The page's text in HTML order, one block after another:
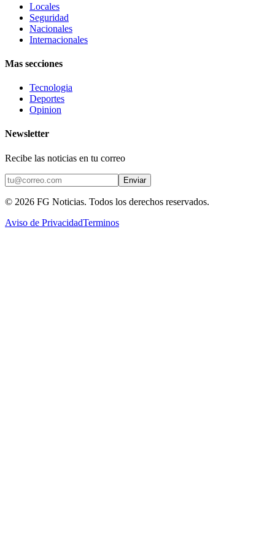
Locales
Seguridad
Nacionales
Internacionales
Mas secciones
Tecnologia
Deportes
Opinion
Newsletter
Recibe las noticias en tu correo
Enviar
© 2026 FG Noticias. Todos los derechos reservados.
Aviso de PrivacidadTerminos